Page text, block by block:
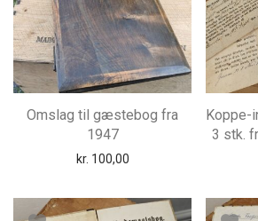
Omslag til gæstebog fra
1947
kr. 100,00
Koppe-
3 stk.